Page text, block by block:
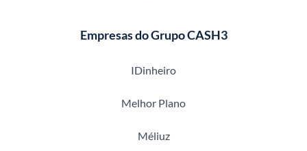
Empresas do Grupo CASH3
IDinheiro
Melhor Plano
Méliuz